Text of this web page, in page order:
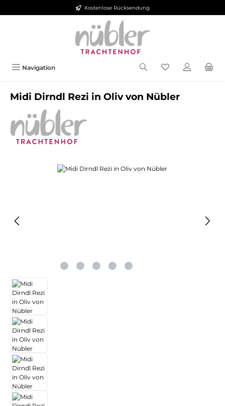
Zum Hauptinhalt springen Kostenlose Rücksendung
Navigation
Midi Dirndl Rezi in Oliv von Nübler
Bildergalerie überspringen